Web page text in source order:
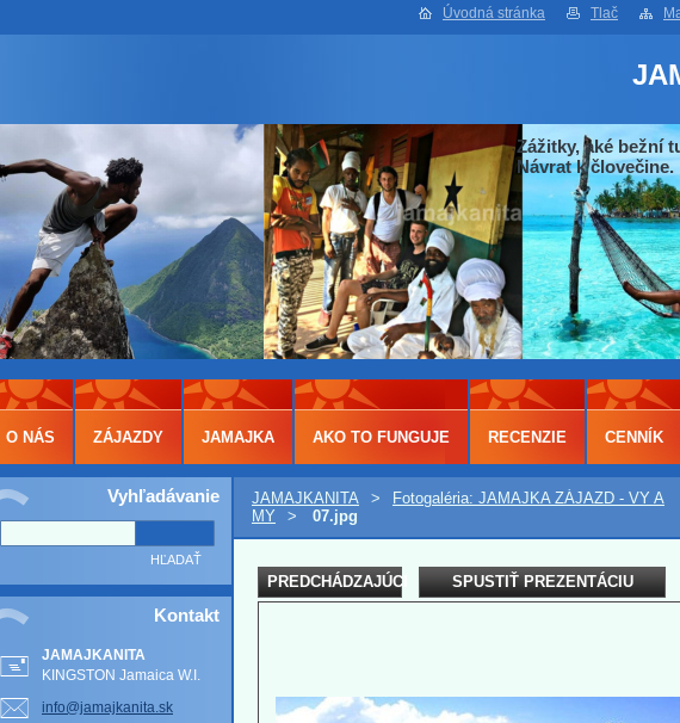
Úvodná stránka Tlač
Zážitky, aké bežní
Návrat k človečine.
Vyhľadávanie
Kontakt
JAMAJKANITA
KINGSTON Jamaica W.I.
info@jamajkanita.sk
JAMAJKANITA >
Fotogaléria: JAMAJKA ZÁJAZD - VY A
MY
> 07.jpg
PREDCHÁDZAJÚCI SPUSTIŤ PREZENTÁCIU
O NÁS ZÁJAZDY JAMAJKA AKO TO FUNGUJE RECENZIE CENNÍK